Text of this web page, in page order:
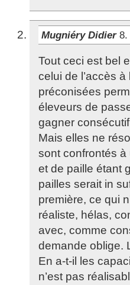
Mugniéry Didier 8.
Tout ceci est bel
celui de l’accès
préconisées
éleveurs de
gagner
Mais elles ne
sont confrontés
et de paille étant
pailles serait in
première, ce qui
réaliste, hélas,
avec, comme
demande oblige.
En a-t-il les
n’est pas